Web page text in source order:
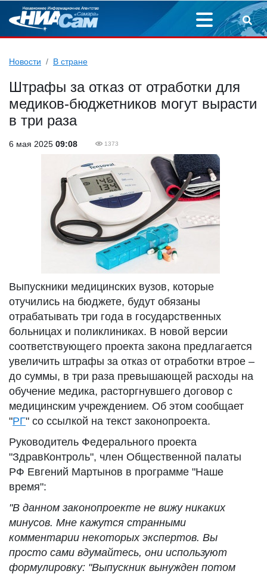
Новости В стране
Штрафы за отказ от отработки для
медиков-бюджетников могут вырасти
в три раза
6 мая 2025 09:08 1373
Выпускники медицинских вузов, которые
отучились на бюджете, будут обязаны
отрабатывать три года в государственных
больницах и поликлиниках. В новой версии
соответствующего проекта закона предлагается
увеличить штрафы за отказ от отработки втрое –
до суммы, в три раза превышающей расходы на
обучение медика, расторгнувшего договор с
медицинским учреждением. Об этом сообщает
"РГ" со ссылкой на текст законопроекта.
Руководитель Федерального проекта
"ЗдравКонтроль", член Общественной палаты
РФ Евгений Мартынов в программе "Наше
время":
"В данном законопроекте не вижу никаких
минусов. Мне кажутся странными
комментарии некоторых экспертов. Вы
просто сами вдумайтесь, они используют
формулировку: "Выпускник вынужден потом